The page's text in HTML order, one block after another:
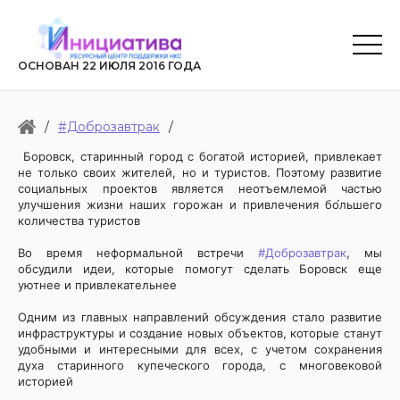
ОСНОВАН 22 ИЮЛЯ 2016 ГОДА
/ #Доброзавтрак /
Боровск, старинный город с богатой историей, привлекает
не только своих жителей, но и туристов. Поэтому развитие
социальных проектов является неотъемлемой частью
улучшения жизни наших горожан и привлечения бо́льшего
количества туристов
Во время неформальной встречи #Доброзавтрак, мы
обсудили идеи, которые помогут сделать Боровск еще
уютнее и привлекательнее
Одним из главных направлений обсуждения стало развитие
инфраструктуры и создание новых объектов, которые станут
удобными и интересными для всех, с учетом сохранения
духа старинного купеческого города, с многовековой
историей